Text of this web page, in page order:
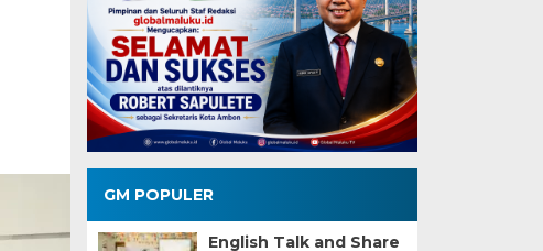
GM POPULER
English Talk and Share